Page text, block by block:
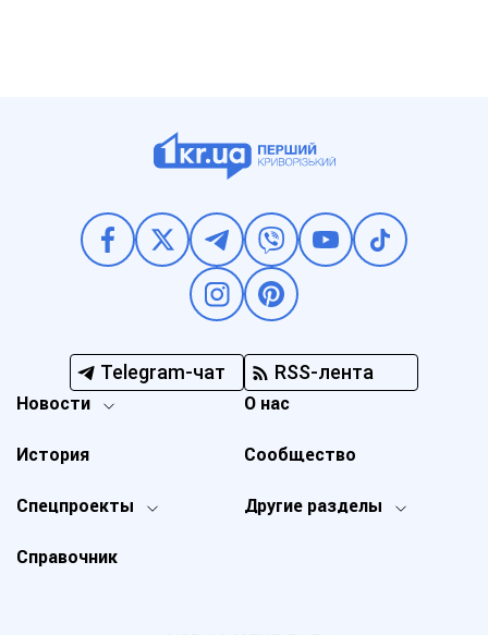
Telegram-чат RSS-лента
Новости
Спецпроекты Другие разделы
История
О нас
Справочник
Сообщество